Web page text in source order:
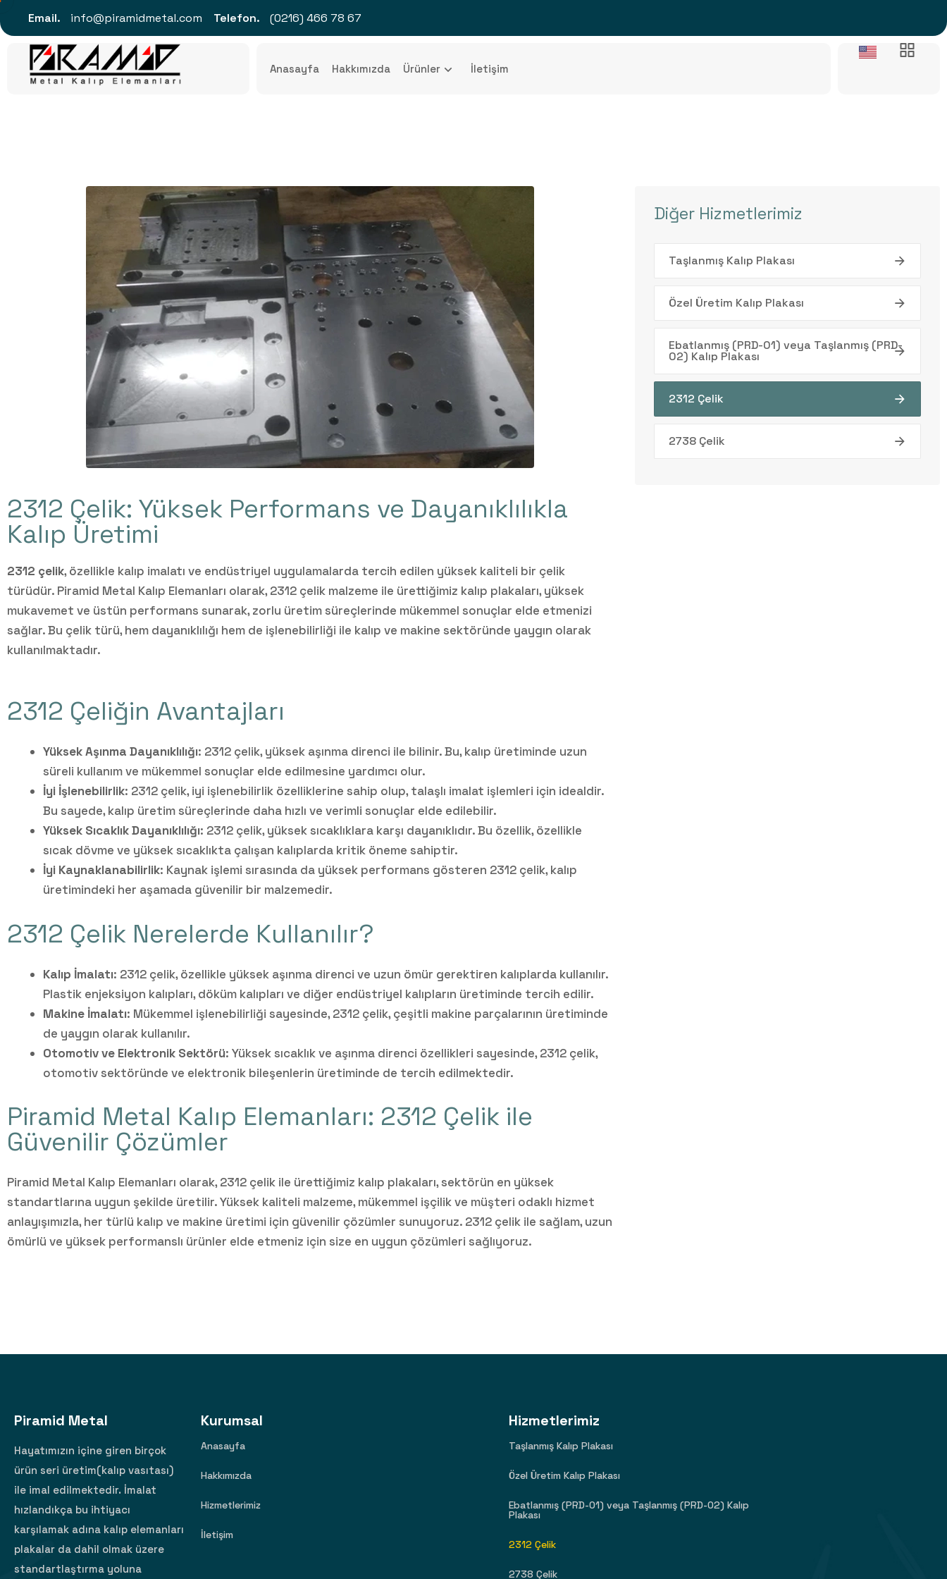
Email. info@piramidmetal.com Telefon. (0216) 466 78 67
Anasayfa Hakkımızda Ürünler İletişim
2312 Çelik: Yüksek Performans ve Dayanıklılıkla
Kalıp Üretimi
2312 çelik, özellikle kalıp imalatı ve endüstriyel uygulamalarda tercih edilen yüksek kaliteli bir çelik
türüdür. Piramid Metal Kalıp Elemanları olarak, 2312 çelik malzeme ile ürettiğimiz kalıp plakaları, yüksek
mukavemet ve üstün performans sunarak, zorlu üretim süreçlerinde mükemmel sonuçlar elde etmenizi
sağlar. Bu çelik türü, hem dayanıklılığı hem de işlenebilirliği ile kalıp ve makine sektöründe yaygın olarak
kullanılmaktadır.
2312 Çeliğin Avantajları
Yüksek Aşınma Dayanıklılığı: 2312 çelik, yüksek aşınma direnci ile bilinir. Bu, kalıp üretiminde uzun
süreli kullanım ve mükemmel sonuçlar elde edilmesine yardımcı olur.
İyi İşlenebilirlik: 2312 çelik, iyi işlenebilirlik özelliklerine sahip olup, talaşlı imalat işlemleri için idealdir.
Bu sayede, kalıp üretim süreçlerinde daha hızlı ve verimli sonuçlar elde edilebilir.
Yüksek Sıcaklık Dayanıklılığı: 2312 çelik, yüksek sıcaklıklara karşı dayanıklıdır. Bu özellik, özellikle
sıcak dövme ve yüksek sıcaklıkta çalışan kalıplarda kritik öneme sahiptir.
İyi Kaynaklanabilirlik: Kaynak işlemi sırasında da yüksek performans gösteren 2312 çelik, kalıp
üretimindeki her aşamada güvenilir bir malzemedir.
2312 Çelik Nerelerde Kullanılır?
Kalıp İmalatı: 2312 çelik, özellikle yüksek aşınma direnci ve uzun ömür gerektiren kalıplarda kullanılır.
Plastik enjeksiyon kalıpları, döküm kalıpları ve diğer endüstriyel kalıpların üretiminde tercih edilir.
Makine İmalatı: Mükemmel işlenebilirliği sayesinde, 2312 çelik, çeşitli makine parçalarının üretiminde
de yaygın olarak kullanılır.
Otomotiv ve Elektronik Sektörü: Yüksek sıcaklık ve aşınma direnci özellikleri sayesinde, 2312 çelik,
otomotiv sektöründe ve elektronik bileşenlerin üretiminde de tercih edilmektedir.
Piramid Metal Kalıp Elemanları: 2312 Çelik ile
Güvenilir Çözümler
Piramid Metal Kalıp Elemanları olarak, 2312 çelik ile ürettiğimiz kalıp plakaları, sektörün en yüksek
standartlarına uygun şekilde üretilir. Yüksek kaliteli malzeme, mükemmel işçilik ve müşteri odaklı hizmet
anlayışımızla, her türlü kalıp ve makine üretimi için güvenilir çözümler sunuyoruz. 2312 çelik ile sağlam, uzun
ömürlü ve yüksek performanslı ürünler elde etmeniz için size en uygun çözümleri sağlıyoruz.
Diğer Hizmetlerimiz
Taşlanmış Kalıp Plakası
Özel Üretim Kalıp Plakası
Ebatlanmış (PRD-01) veya Taşlanmış (PRD-
02) Kalıp Plakası
2312 Çelik
2738 Çelik
Piramid Metal
Hayatımızın içine giren birçok
ürün seri üretim(kalıp vasıtası)
ile imal edilmektedir. İmalat
hızlandıkça bu ihtiyacı
karşılamak adına kalıp elemanları
plakalar da dahil olmak üzere
standartlaştırma yoluna
Kurumsal
Anasayfa
Hakkımızda
Hizmetlerimiz
İletişim
Hizmetlerimiz
Taşlanmış Kalıp Plakası
Özel Üretim Kalıp Plakası
Ebatlanmış (PRD-01) veya Taşlanmış (PRD-02) Kalıp
Plakası
2312 Çelik
2738 Çelik